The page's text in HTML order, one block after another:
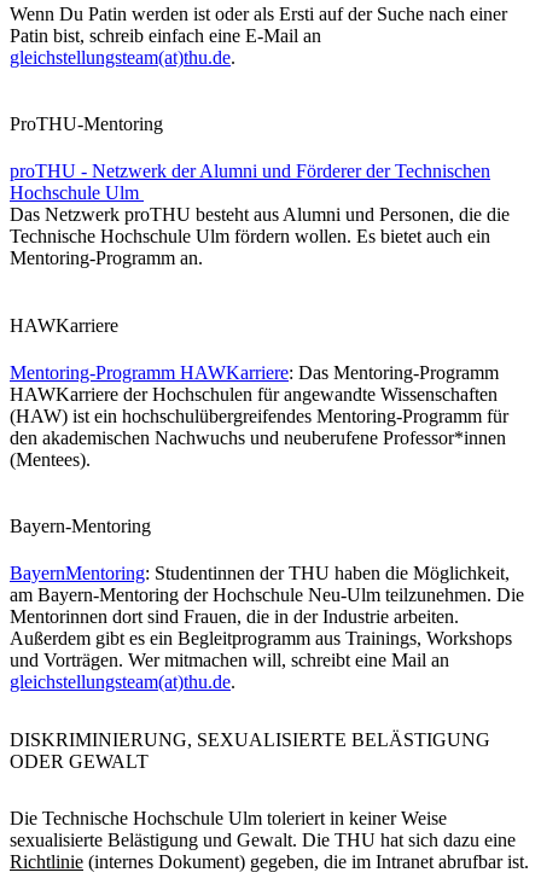
Wenn Du Patin werden ist oder als Ersti auf der Suche nach einer
Patin bist, schreib einfach eine E-Mail an
gleichstellungsteam(at)thu.de.
ProTHU-Mentoring
proTHU - Netzwerk der Alumni und Förderer der Technischen
Hochschule Ulm
Das Netzwerk proTHU besteht aus Alumni und Personen, die die
Technische Hochschule Ulm fördern wollen. Es bietet auch ein
Mentoring-Programm an.
HAWKarriere
Mentoring-Programm HAWKarriere: Das Mentoring-Programm
HAWKarriere der Hochschulen für angewandte Wissenschaften
(HAW) ist ein hochschulübergreifendes Mentoring-Programm für
den akademischen Nachwuchs und neuberufene Professor*innen
(Mentees).
Bayern-Mentoring
BayernMentoring: Studentinnen der THU haben die Möglichkeit,
am Bayern-Mentoring der Hochschule Neu-Ulm teilzunehmen. Die
Mentorinnen dort sind Frauen, die in der Industrie arbeiten.
Außerdem gibt es ein Begleitprogramm aus Trainings, Workshops
und Vorträgen. Wer mitmachen will, schreibt eine Mail an
gleichstellungsteam(at)thu.de.
DISKRIMINIERUNG, SEXUALISIERTE BELÄSTIGUNG
ODER GEWALT
Die Technische Hochschule Ulm toleriert in keiner Weise
sexualisierte Belästigung und Gewalt. Die THU hat sich dazu eine
Richtlinie (internes Dokument) gegeben, die im Intranet abrufbar ist.